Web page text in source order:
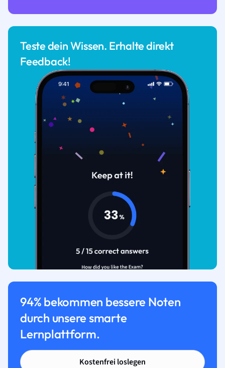
Teste dein Wissen. Erhalte direkt
Feedback!
94% bekommen bessere Noten
durch unsere smarte
Lernplattform.
Kostenfrei loslegen